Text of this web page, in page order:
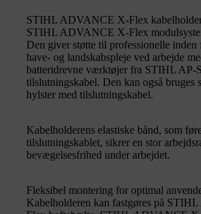
STIHL ADVANCE X-Flex
STIHL ADVANCE X-Flex
Den giver støtte til professionelle inden
have- og landskabspleje ved arbejde
batteridrevne værktøjer fra STIHL AP-
tilslutningskabel. Den kan også bruges
hylster med tilslutningskabel.
Kabelholderens elastiske bånd, som
tilslutningskablet, sikrer en stor
bevægelsesfrihed under arbejdet.
Fleksibel montering for optimal
Kabelholderen kan fastgøres på